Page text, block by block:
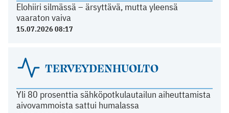
Elohiiri silmässä – ärsyttävä, mutta yleensä
vaaraton vaiva
15.07.2026 08:17
TERVEYDENHUOLTO
Yli 80 prosenttia sähköpotkulautailun aiheuttamista
aivovammoista sattui humalassa